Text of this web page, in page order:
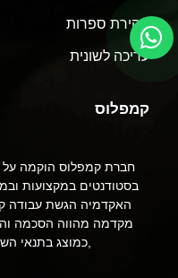
סקירת ספרות
עריכה לשונית
קמפלוס
חברת קמפלוס הוקמה על
בסטודנטים במקצועות
האקדמיה הגשת עבודה
מקדמה מהווה הסכמה
,כמוצג בתנאי